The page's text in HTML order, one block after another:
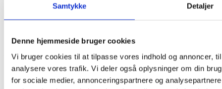
Samtykke Detaljer
Denne hjemmeside bruger cookies
Vi bruger cookies til at tilpasse vores indhold og annoncer,
analysere vores trafik. Vi deler også oplysninger om din
for sociale medier, annonceringspartnere og